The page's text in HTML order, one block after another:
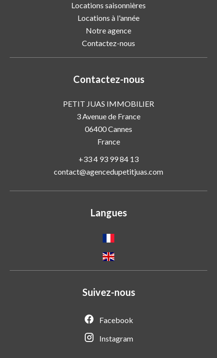
Locations saisonnières
Locations à l'année
Notre agence
Contactez-nous
Contactez-nous
PETIT JUAS IMMOBILIER
3 Avenue de France
06400Cannes
France
+33 4 93 99 84 13
contact@agencedupetitjuas.com
Langues
Suivez-nous
Facebook
Instagram